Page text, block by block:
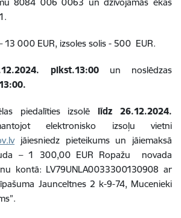
.
13 000 EUR, izsoles solis - 500 EUR.
plkst.13:00 un noslēdzas
piedalīties izsolē līdz 26.12.2024.
elektronisko izsoļu vietni
jāiesniedz pieteikums un jāiemaksā
– 1 300,00 EUR Ropažu novada
kontā: LV79UNLA0033300130908 ar
Jaunceltnes 2 k-9-74, Mucenieki